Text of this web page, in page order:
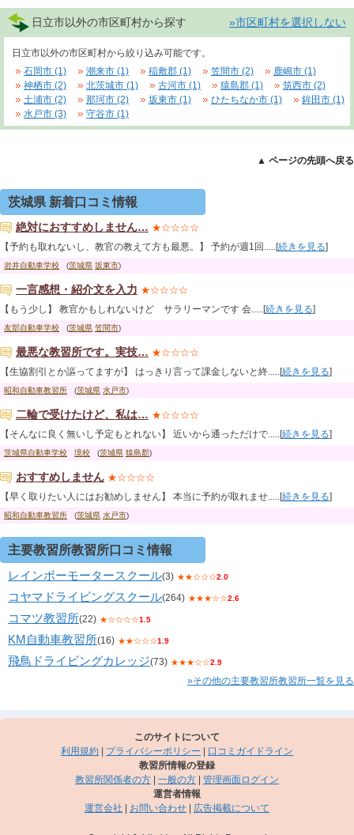
日立市以外の市区町村から探す »市区町村を選択しない
日立市以外の市区町村から絞り込み可能です。
石岡市 (1)
潮来市 (1) 稲敷郡 (1) 笠間市 (2)
鹿嶋市 (1)
神栖市 (2)
北茨城市 (1) 古河市 (1) 猿島郡 (1)
筑西市 (2)
土浦市 (2)
那珂市 (2) 坂東市 (1) ひたちなか市 (1)
鉾田市 (1)
水戸市 (3)
守谷市 (1)
▲ ページの先頭へ戻る
茨城県 新着口コミ情報
絶対におすすめしません… ★☆☆☆☆
【予約も取れないし、教官の教えて方も最悪。】 予約が週1回.....[続きを見る]
岩井自動車学校 (茨城県 坂東市)
一言感想・紹介文を入力 ★☆☆☆☆
【もう少し】 教官かもしれないけど サラリーマンです 会.....[続きを見る]
友部自動車学校 (茨城県 笠間市)
最悪な教習所です。実技… ★☆☆☆☆
【生協割引とか謳ってますが】 はっきり言って課金しないと終.....[続きを見る]
昭和自動車教習所 (茨城県 水戸市)
二輪で受けたけど、私は… ★☆☆☆☆
【そんなに良く無いし予定もとれない】 近いから通っただけで.....[続きを見る]
茨城県自動車学校 境校 (茨城県 猿島郡)
おすすめしません ★☆☆☆☆
【早く取りたい人にはお勧めしません】 本当に予約が取れませ.....[続きを見る]
昭和自動車教習所 (茨城県 水戸市)
主要教習所教習所口コミ情報
レインボーモータースクール(3) ★★☆☆☆2.0
コヤマドライビングスクール(264) ★★★☆☆2.6
コマツ教習所(22) ★☆☆☆☆1.5
KM自動車教習所(16) ★★☆☆☆1.9
飛鳥ドライビングカレッジ(73) ★★★☆☆2.9
»その他の主要教習所教習所一覧を見る
このサイトについて
利用規約
プライバシーポリシー
口コミガイドライン
教習所情報の登録
教習所関係者の方
一般の方
管理画面ログイン
運営者情報
運営会社
お問い合わせ 広告掲載について